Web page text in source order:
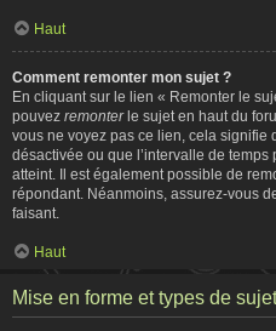
Haut
Comment remonter mon sujet ?
En cliquant sur le lien « Remonter le
pouvez remonterle sujet en haut du
vous ne voyez pas ce lien, cela signifie
désactivée ou que l’intervalle de temps
atteint. Il est également possible de
répondant. Néanmoins, assurez-vous
faisant.
Haut
Mise en forme et types de